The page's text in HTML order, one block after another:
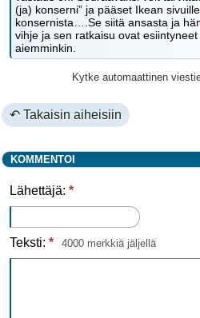
(ja) konserni” ja pääset Ikean
konsernista….Se siitä ansasta ja
vihje ja sen ratkaisu ovat
aiemminkin.
Kytke automaattinen
↶ Takaisin aiheisiin
KOMMENTOI
Lähettäjä: *
Teksti: * 4000 merkkiä jäljellä